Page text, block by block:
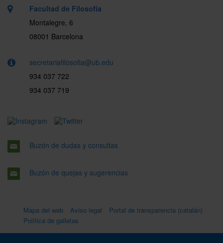
Facultad de Filosofía
Montalegre, 6
08001 Barcelona
secretariafilosofia@ub.edu
934 037 722
934 037 719
Buzón de dudas y consultas
Buzón de quejas y sugerencias
Mapa del web Aviso legal
Portal de transparencia (catalán)
Política de galletas